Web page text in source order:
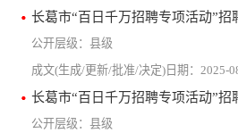
长葛市“百日千万招聘专项活动”招
县级
2025-
长葛市“百日千万招聘专项活动”招
县级